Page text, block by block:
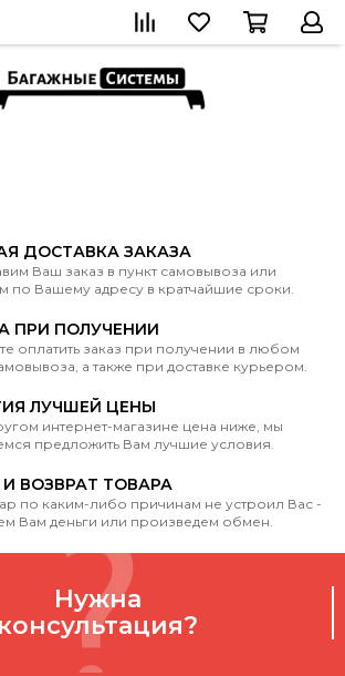
ДОСТАВКА ЗАКАЗА
Ваш заказ в пункт самовывоза или
по Вашему адресу в кратчайшие сроки.
ПРИ ПОЛУЧЕНИИ
оплатить заказ при получении в любом
а также при доставке курьером.
ЛУЧШЕЙ ЦЕНЫ
интернет-магазине цена ниже, мы
предложить Вам лучшие условия.
ВОЗВРАТ ТОВАРА
по каким-либо причинам не устроил Вас -
Вам деньги или произведем обмен.
Нужна
консультация?